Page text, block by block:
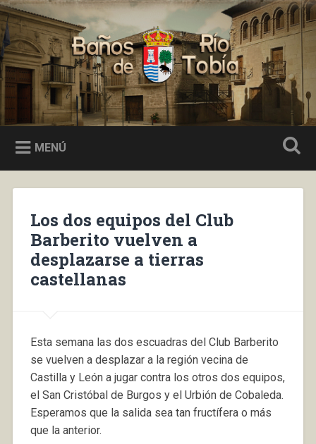
Saltar
al
contenido
Buscar
Baños de Río Tobía
MENÚ
Los dos equipos del Club
Barberito vuelven a
desplazarse a tierras
castellanas
Esta semana las dos escuadras del Club Barberito
se vuelven a desplazar a la región vecina de
Castilla y León a jugar contra los otros dos equipos,
el San Cristóbal de Burgos y el Urbión de Cobaleda.
Esperamos que la salida sea tan fructífera o más
que la anterior.